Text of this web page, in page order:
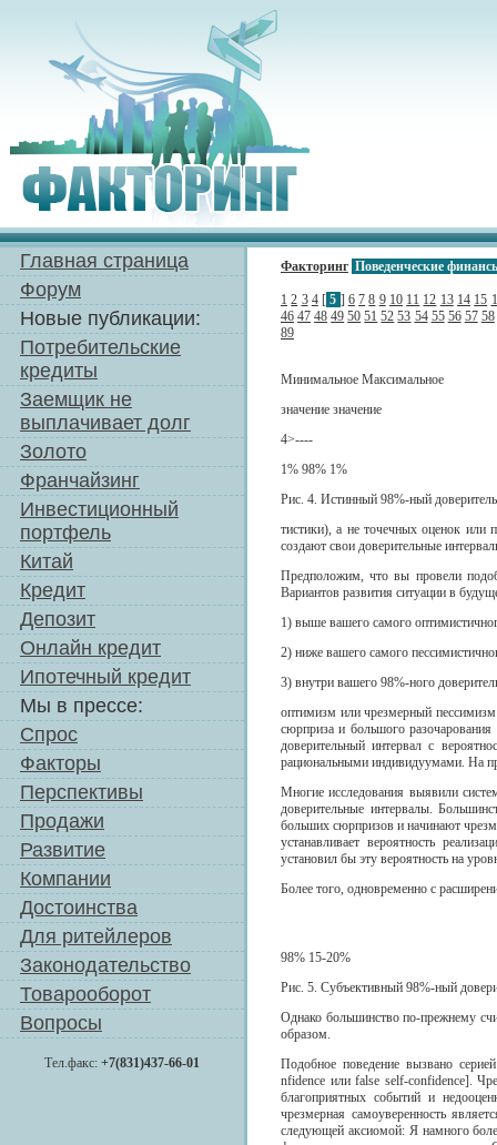
Главная страница
Форум
Новые публикации:
Потребительские
кредиты
Заемщик не
выплачивает долг
Золото
Франчайзинг
Инвестиционный
портфель
Китай
Кредит
Депозит
Онлайн кредит
Ипотечный кредит
Мы в прессе:
Спрос
Факторы
Перспективы
Продажи
Развитие
Компании
Достоинства
Для ритейлеров
Законодательство
Товарооборот
Вопросы
Тел.факс: +7(831)437-66-01
Факторинг Поведенческие
1 2 3 4[ 5 ] 6 7 8 9 10 11 12 13 14 15
46 47 48 49 50 51 52 53 54 55 56 57 58
89
Минимальное Максимальное
значение значение
4>----
1% 98% 1%
Рис. 4. Истинный 98%-ный
тистики), а не точечных оценок или
создают свои доверительные
Предположим, что вы провели
Вариантов развития ситуации в
1) выше вашего самого
2) ниже вашего самого
3) внутри вашего 98%-ного
оптимизм или чрезмерный
сюрприза и большого
доверительный интервал с
рациональными индивидуумами. На
Многие исследования выявили
доверительные интервалы.
больших сюрпризов и начинают
устанавливает вероятность
установил бы эту вероятность на
Более того, одновременно с
98% 15-20%
Рис. 5. Субъективный 98%-ный
Однако большинство по-прежнему
образом.
Подобное поведение вызвано
nfidence или false self-confidence].
благоприятных событий и
чрезмерная самоуверенность
следующей аксиомой: Я намного